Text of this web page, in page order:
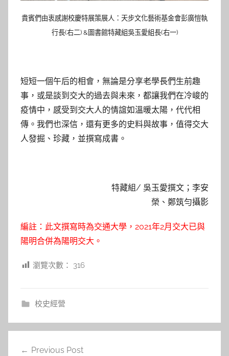
貴賓們由衷感謝校慶特展策展人：天步文化藝術基金會彭廣愷執
行長(右二) &圖書館特藏組吳玉愛組長(右一)
短短一個午后的相會，無論是分享老學長們生前趣
事，或是談到交大的過去與未來，都讓我們在冷峻的
疫情中，感受到交大人的情誼如溫暖太陽，代代相
傳。我們也深信，還有更多的史料與故事，值得交大
人發掘、珍藏，並撰寫成書。
特藏組/ 吳玉愛撰文；李安
榮、鄭筑勻攝影
編註：此文撰寫時為交通大學，2021年2月交大已與
陽明合併為陽明交大。
瀏覽次數： 316
校史經營
Previous Post